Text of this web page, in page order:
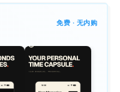
免费 · 无内购